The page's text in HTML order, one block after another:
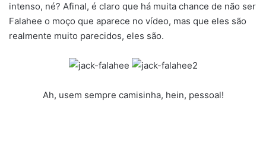
intenso, né? Afinal, é claro que há muita chance de não ser
Falahee o moço que aparece no vídeo, mas que eles são
realmente muito parecidos, eles são.
Ah, usem sempre camisinha, hein, pessoal!